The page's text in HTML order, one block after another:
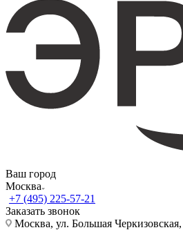
Ваш город
Москва
+7 (495) 225-57-21
Заказать звонок
Москва, ул. Большая